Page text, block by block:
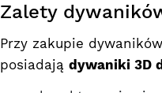
Zalety
Przy zakupie
posiadają dywaniki 3D